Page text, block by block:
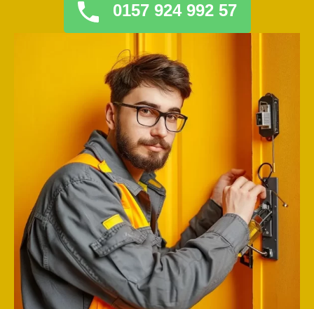
0157 924 992 57